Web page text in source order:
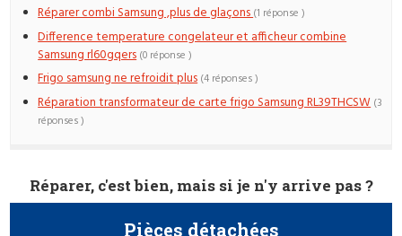
Réparer combi Samsung ,plus de glaçons(1 réponse )
Difference temperature congelateur et afficheur combine
Samsung rl60gqers (0 réponse )
Frigo samsung ne refroidit plus (4 réponses )
Réparation transformateur de carte frigo Samsung RL39THCSW (3
réponses )
Réparer, c'est bien, mais si je n'y arrive pas ?
Pièces détachées